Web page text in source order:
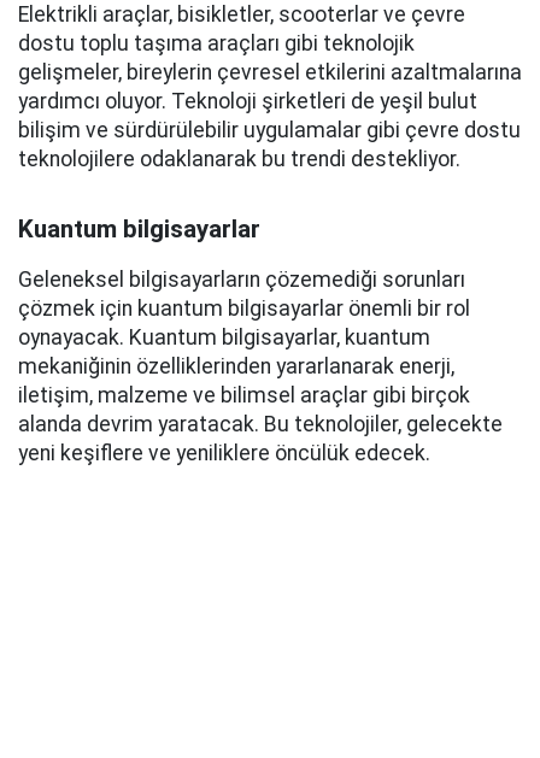
Elektrikli araçlar, bisikletler, scooterlar ve çevre
dostu toplu taşıma araçları gibi teknolojik
gelişmeler, bireylerin çevresel etkilerini azaltmalarına
yardımcı oluyor. Teknoloji şirketleri de yeşil bulut
bilişim ve sürdürülebilir uygulamalar gibi çevre dostu
teknolojilere odaklanarak bu trendi destekliyor.
Kuantum bilgisayarlar
Geleneksel bilgisayarların çözemediği sorunları
çözmek için kuantum bilgisayarlar önemli bir rol
oynayacak. Kuantum bilgisayarlar, kuantum
mekaniğinin özelliklerinden yararlanarak enerji,
iletişim, malzeme ve bilimsel araçlar gibi birçok
alanda devrim yaratacak. Bu teknolojiler, gelecekte
yeni keşiflere ve yeniliklere öncülük edecek.